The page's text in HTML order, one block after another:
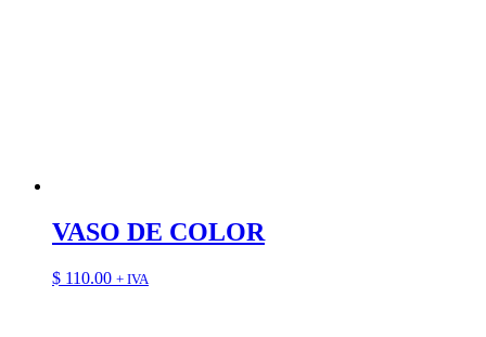
VASO DE COLOR
$ 110.00 + IVA